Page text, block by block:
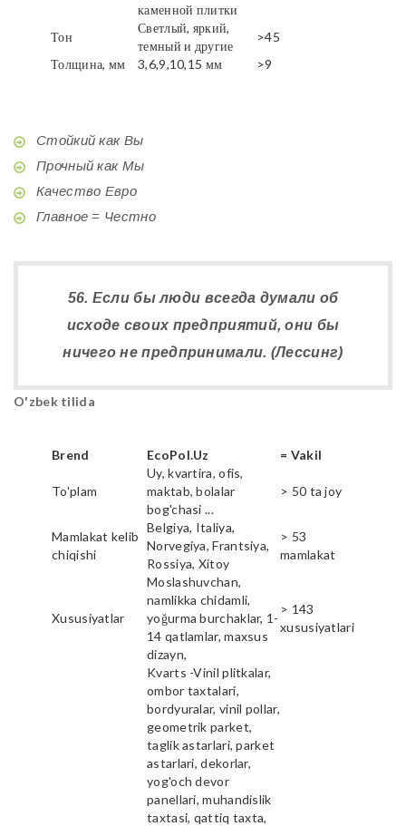
каменной плитки
Тон
Светлый, яркий,
темный и другие
>45
Толщина, мм
3,6,9,10,15 мм >9
Стойкий как Вы
Прочный как Мы
Качество Евро
Главное = Честно
56. Если бы люди всегда думали об
исходе своих предприятий, они бы
ничего не предпринимали. (Лессинг)
O'zbek tilida
Brend EcoPol.Uz = Vakil
To'plam
Uy, kvartira, ofis,
maktab, bolalar
bog'chasi ...
> 50 ta joy
Mamlakat kelib
chiqishi
Belgiya, Italiya,
Norvegiya, Frantsiya,
Rossiya, Xitoy
> 53
mamlakat
Xususiyatlar
Moslashuvchan,
namlikka chidamli,
yoğurma burchaklar, 1-
14 qatlamlar, maxsus
dizayn,
> 143
xususiyatlari
Kvarts -Vinil plitkalar,
ombor taxtalari,
bordyuralar, vinil pollar,
geometrik parket,
taglik astarlari, parket
astarlari, dekorlar,
yog'och devor
panellari, muhandislik
taxtasi, qattiq taxta,